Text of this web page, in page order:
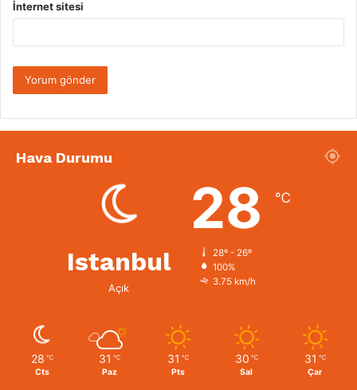
İnternet sitesi
Hava Durumu
Istanbul
Açık
28 ℃
28º - 26º
100%
3.75 km/h
28 ℃
Cts
31 ℃
Paz
31 ℃
Pts
30 ℃
Sal
31 ℃
Çar